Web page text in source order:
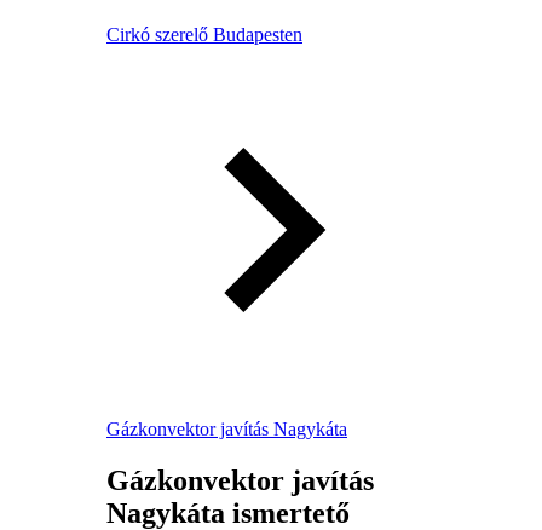
Cirkó szerelő Budapesten
Gázkonvektor javítás Nagykáta
Gázkonvektor javítás
Nagykáta ismertető